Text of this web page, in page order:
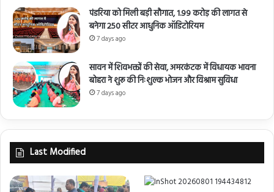
पंडरिया को मिली बड़ी सौगात, 1.99 करोड़ की लागत से
बनेगा 250 सीटर आधुनिक ऑडिटोरियम
7 days ago
सावन में शिवभक्तों की सेवा, अमरकंटक में विधायक भावना
बोहरा ने शुरू की निःशुल्क भोजन और विश्राम सुविधा
7 days ago
Last Modified